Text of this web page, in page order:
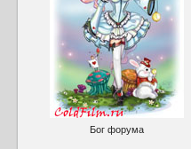
Бог форума